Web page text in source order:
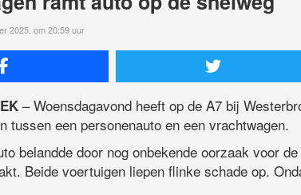
2025, om 20:59 uur
– Woensdagavond heeft op de A7 bij
tussen een personenauto en een vrachtwagen.
belandde door nog onbekende oorzaak voor
Beide voertuigen liepen flinke schade op.